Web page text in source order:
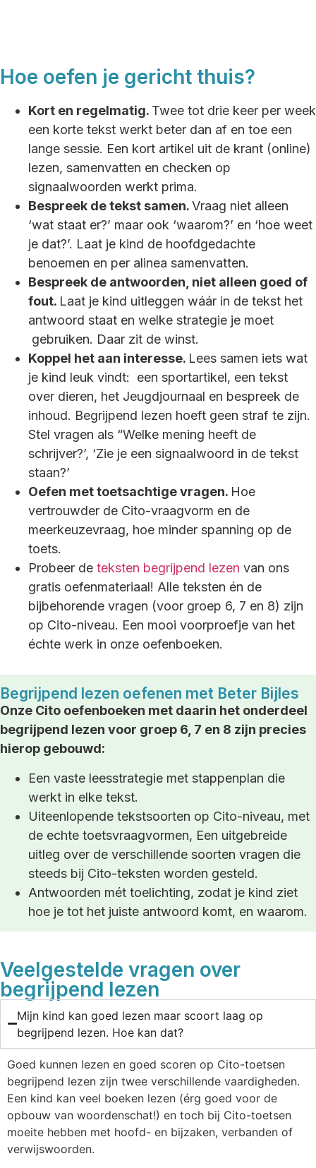
Hoe oefen je gericht thuis?
Kort en regelmatig. Twee tot drie keer per week
een korte tekst werkt beter dan af en toe een
lange sessie. Een kort artikel uit de krant (online)
lezen, samenvatten en checken op
signaalwoorden werkt prima.
Bespreek de tekst samen.Vraag niet alleen
‘wat staat er?’ maar ook ‘waarom?’ en ‘hoe weet
je dat?’. Laat je kind de hoofdgedachte
benoemen en per alinea samenvatten.
Bespreek de antwoorden, niet alleen goed of
fout. Laat je kind uitleggen wáár in de tekst het
antwoord staat en welke strategie je moet
gebruiken. Daar zit de winst.
Koppel het aan interesse. Lees samen iets wat
je kind leuk vindt: een sportartikel, een tekst
over dieren, het Jeugdjournaal en bespreek de
inhoud. Begrijpend lezen hoeft geen straf te zijn.
Stel vragen als “Welke mening heeft de
schrijver?’, ‘Zie je een signaalwoord in de tekst
staan?’
Oefen met toetsachtige vragen. Hoe
vertrouwder de Cito-vraagvorm en de
meerkeuzevraag, hoe minder spanning op de
toets.
Probeer de teksten begrijpend lezen van ons
gratis oefenmateriaal! Alle teksten én de
bijbehorende vragen (voor groep 6, 7 en 8) zijn
op Cito-niveau. Een mooi voorproefje van het
échte werk in onze oefenboeken.
Begrijpend lezen oefenen met Beter Bijles
Onze Cito oefenboeken met daarin het onderdeel
begrijpend lezen voor groep 6, 7 en 8 zijn precies
hierop gebouwd:
Een vaste leesstrategie met stappenplan die
werkt in elke tekst.
Uiteenlopende tekstsoorten op Cito-niveau, met
de echte toetsvraagvormen, Een uitgebreide
uitleg over de verschillende soorten vragen die
steeds bij Cito-teksten worden gesteld.
Antwoorden mét toelichting, zodat je kind ziet
hoe je tot het juiste antwoord komt, en waarom.
Veelgestelde vragen over
begrijpend lezen
Mijn kind kan goed lezen maar scoort laag op
begrijpend lezen. Hoe kan dat?
Goed kunnen lezen en goed scoren op Cito-toetsen
begrijpend lezen zijn twee verschillende vaardigheden.
Een kind kan veel boeken lezen (érg goed voor de
opbouw van woordenschat!) en toch bij Cito-toetsen
moeite hebben met hoofd- en bijzaken, verbanden of
verwijswoorden.